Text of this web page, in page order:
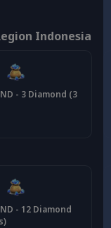
Indonesia
- 3 Diamond (3
- 12 Diamond